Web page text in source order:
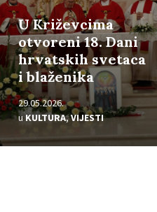
U Križevcima
otvoreni 18. Dani
hrvatskih svetaca
i blaženika
29.05.2026.
uKULTURA,VIJESTI